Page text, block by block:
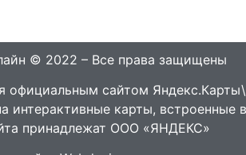
© 2022 – Все права защищены
официальным сайтом
интерактивные карты, встроенные
принадлежат ООО «ЯНДЕКС»